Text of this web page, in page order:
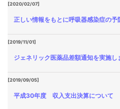
[2020/02/07]
正しい情報をもとに呼吸器感染症の予
[2019/11/01]
ジェネリック医薬品差額通知を実施し
[2019/09/05]
平成30年度 収入支出決算について